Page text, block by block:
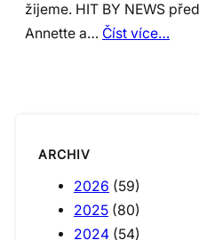
žijeme. HIT BY NEWS
Annette a… Číst více…
ARCHIV
2026 (59)
2025 (80)
2024 (54)